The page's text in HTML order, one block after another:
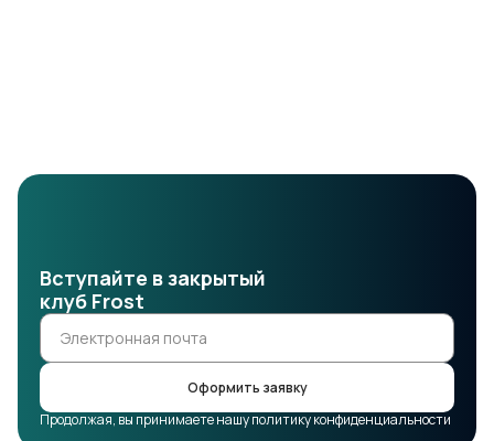
Вступайте в закрытый
клуб Frost
Оформить заявку
Продолжая, вы принимаете нашу политику конфиденциальности